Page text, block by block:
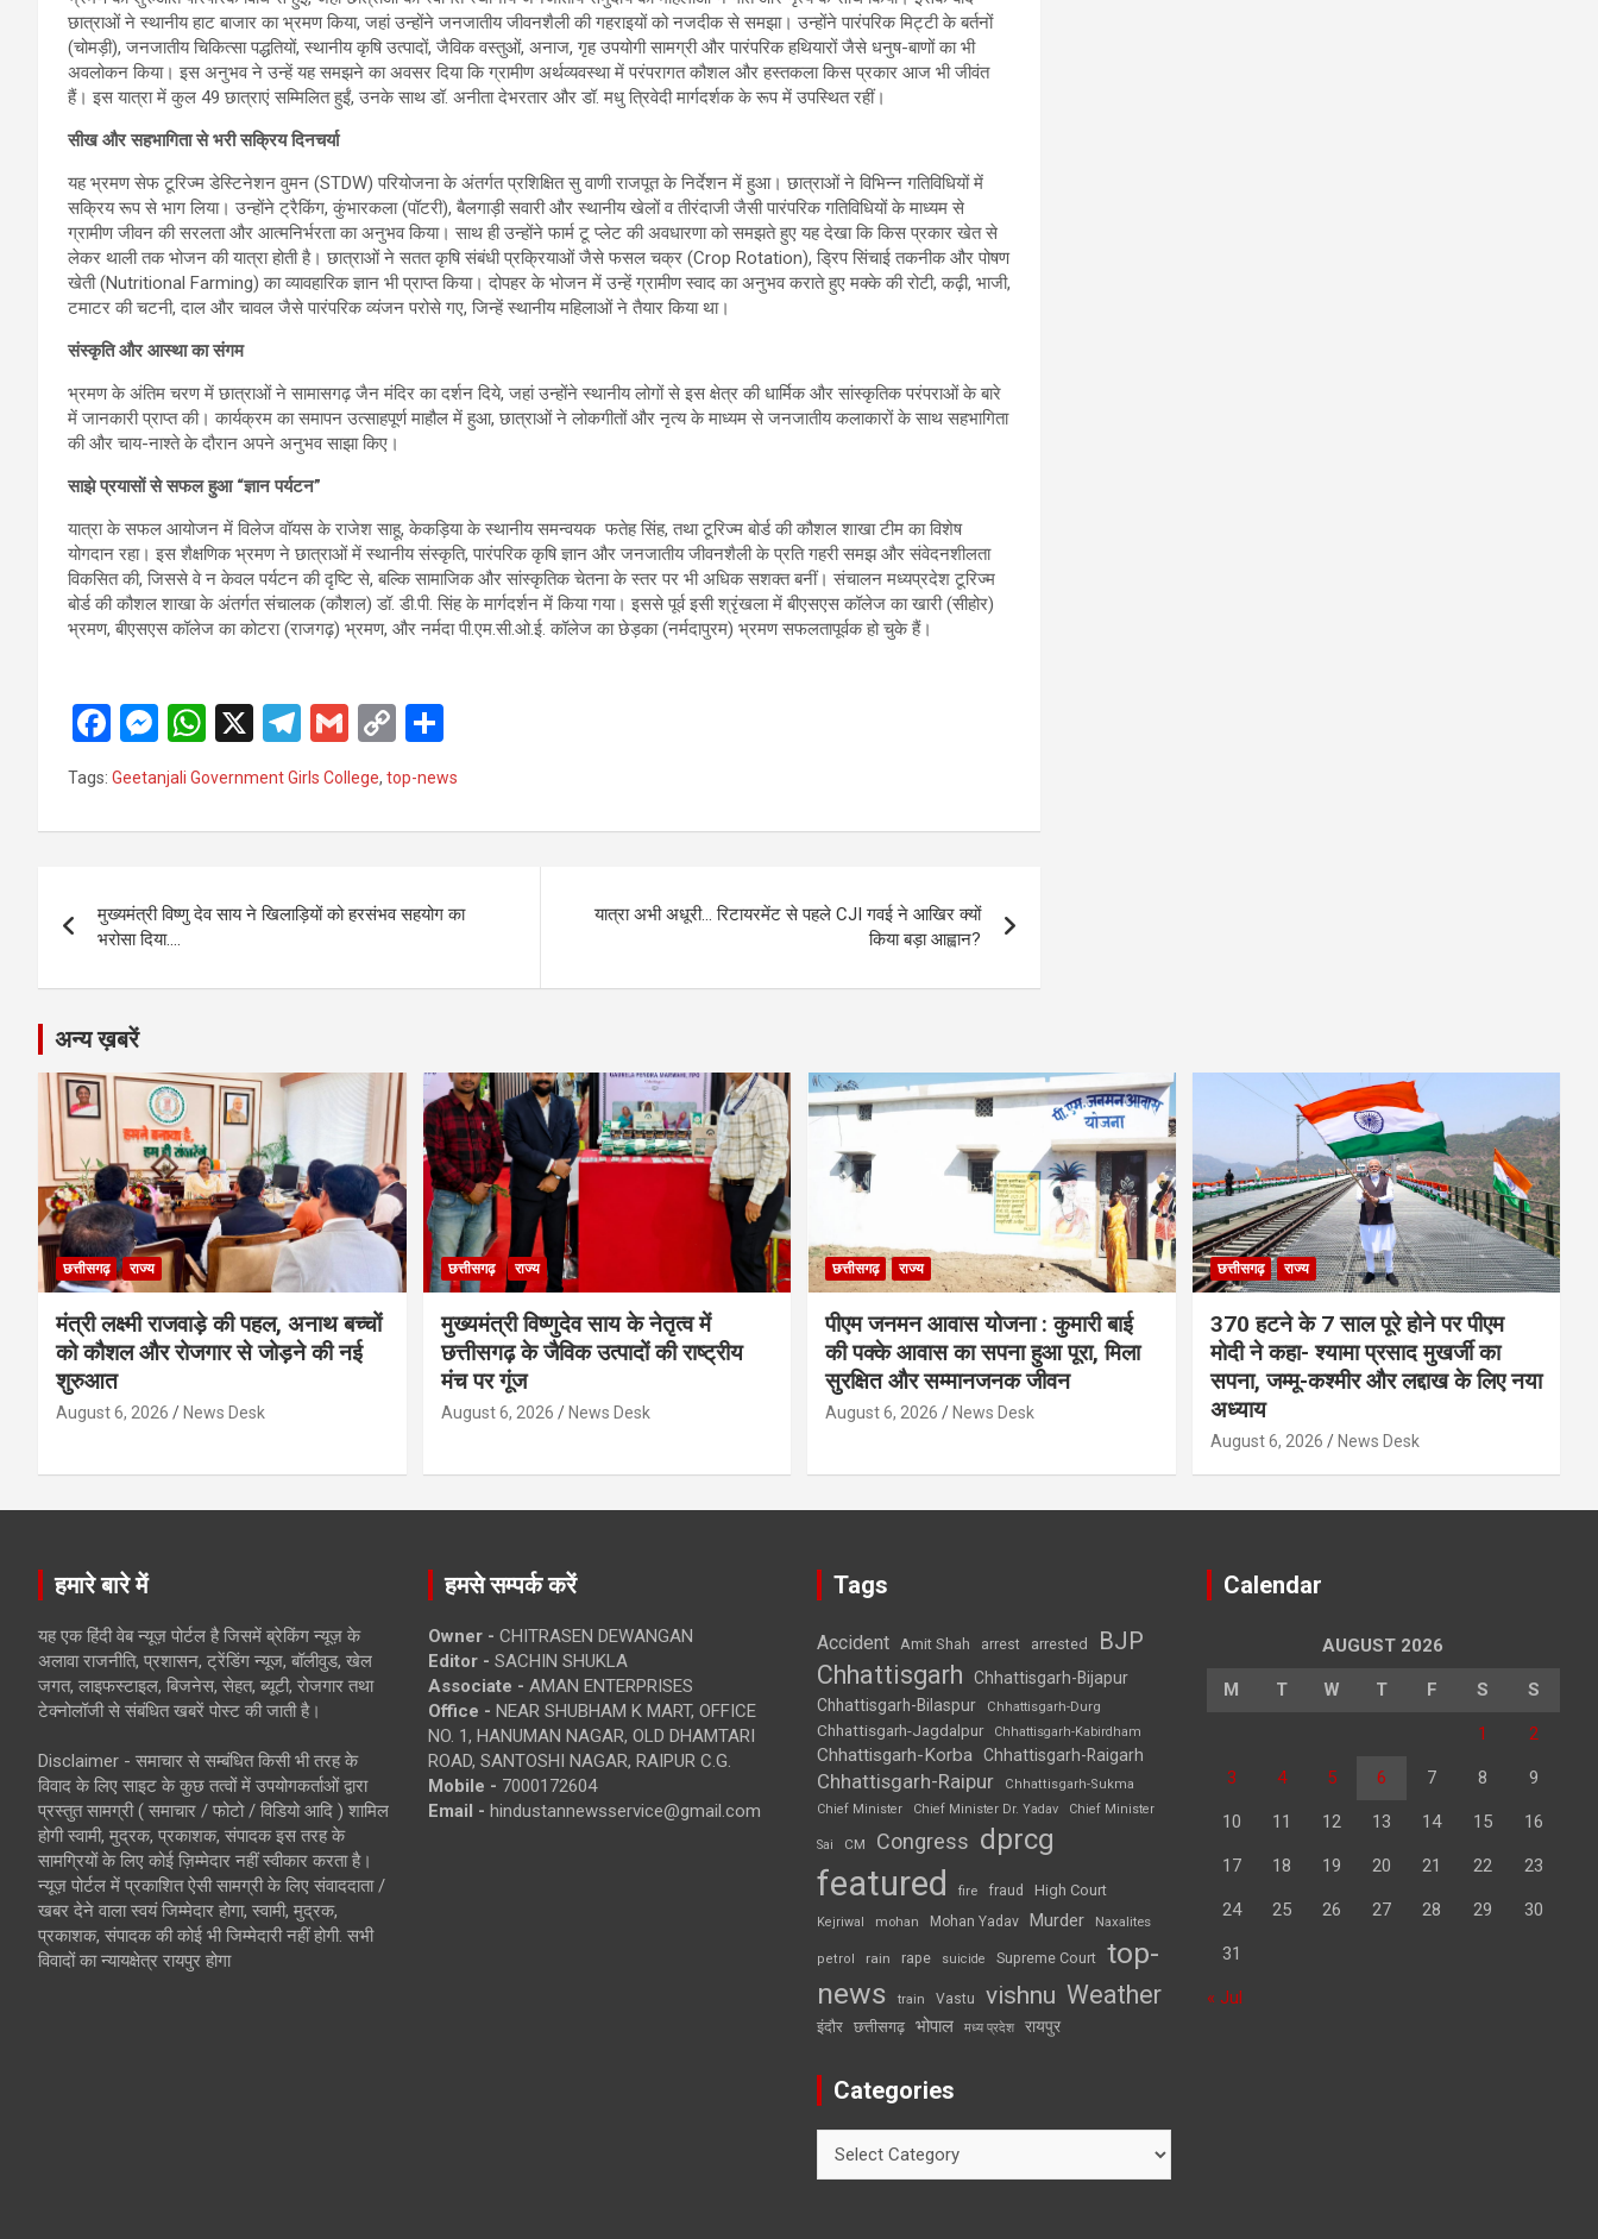
छात्राओं ने स्थानीय हाट बाजार का भ्रमण किया, जहां उन्होंने जनजातीय जीवनशैली की गहराइयों को नजदीक से समझा। उन्होंने पारंपरिक मिट्टी के बर्तनों
(चोमड़ी), जनजातीय चिकित्सा पद्धतियों, स्थानीय कृषि उत्पादों, जैविक वस्तुओं, अनाज, गृह उपयोगी सामग्री और पारंपरिक हथियारों जैसे धनुष-बाणों का भी
अवलोकन किया। इस अनुभव ने उन्हें यह समझने का अवसर दिया कि ग्रामीण अर्थव्यवस्था में परंपरागत कौशल और हस्तकला किस प्रकार आज भी जीवंत
हैं। इस यात्रा में कुल 49 छात्राएं सम्मिलित हुईं, उनके साथ डॉ. अनीता देभरतार और डॉ. मधु त्रिवेदी मार्गदर्शक के रूप में उपस्थित रहीं।
सीख और सहभागिता से भरी सक्रिय दिनचर्या
यह भ्रमण सेफ टूरिज्म डेस्टिनेशन वुमन (STDW) परियोजना के अंतर्गत प्रशिक्षित सु वाणी राजपूत के निर्देशन में हुआ। छात्राओं ने विभिन्न गतिविधियों में
सक्रिय रूप से भाग लिया। उन्होंने ट्रैकिंग, कुंभारकला (पॉटरी), बैलगाड़ी सवारी और स्थानीय खेलों व तीरंदाजी जैसी पारंपरिक गतिविधियों के माध्यम से
ग्रामीण जीवन की सरलता और आत्मनिर्भरता का अनुभव किया। साथ ही उन्होंने फार्म टू प्लेट की अवधारणा को समझते हुए यह देखा कि किस प्रकार खेत से
लेकर थाली तक भोजन की यात्रा होती है। छात्राओं ने सतत कृषि संबंधी प्रक्रियाओं जैसे फसल चक्र (Crop Rotation), ड्रिप सिंचाई तकनीक और पोषण
खेती (Nutritional Farming) का व्यावहारिक ज्ञान भी प्राप्त किया। दोपहर के भोजन में उन्हें ग्रामीण स्वाद का अनुभव कराते हुए मक्के की रोटी, कढ़ी, भाजी,
टमाटर की चटनी, दाल और चावल जैसे पारंपरिक व्यंजन परोसे गए, जिन्हें स्थानीय महिलाओं ने तैयार किया था।
संस्कृति और आस्था का संगम
भ्रमण के अंतिम चरण में छात्राओं ने सामासगढ़ जैन मंदिर का दर्शन दिये, जहां उन्होंने स्थानीय लोगों से इस क्षेत्र की धार्मिक और सांस्कृतिक परंपराओं के बारे
में जानकारी प्राप्त की। कार्यक्रम का समापन उत्साहपूर्ण माहौल में हुआ, छात्राओं ने लोकगीतों और नृत्य के माध्यम से जनजातीय कलाकारों के साथ सहभागिता
की और चाय-नाश्ते के दौरान अपने अनुभव साझा किए।
साझे प्रयासों से सफल हुआ “ज्ञान पर्यटन”
यात्रा के सफल आयोजन में विलेज वॉयस के राजेश साहू, केकड़िया के स्थानीय समन्वयक फतेह सिंह, तथा टूरिज्म बोर्ड की कौशल शाखा टीम का विशेष
योगदान रहा। इस शैक्षणिक भ्रमण ने छात्राओं में स्थानीय संस्कृति, पारंपरिक कृषि ज्ञान और जनजातीय जीवनशैली के प्रति गहरी समझ और संवेदनशीलता
विकसित की, जिससे वे न केवल पर्यटन की दृष्टि से, बल्कि सामाजिक और सांस्कृतिक चेतना के स्तर पर भी अधिक सशक्त बनीं। संचालन मध्यप्रदेश टूरिज्म
बोर्ड की कौशल शाखा के अंतर्गत संचालक (कौशल) डॉ. डी.पी. सिंह के मार्गदर्शन में किया गया। इससे पूर्व इसी श्रृंखला में बीएसएस कॉलेज का खारी (सीहोर)
भ्रमण, बीएसएस कॉलेज का कोटरा (राजगढ़) भ्रमण, और नर्मदा पी.एम.सी.ओ.ई. कॉलेज का छेड़का (नर्मदापुरम) भ्रमण सफलतापूर्वक हो चुके हैं।
F
a
ce
b
o
k
M
es
se
n
er
W
at
s
p
X
T
el
e
gr
m
G
m
ail
C
py
Li
k
ar
e
Tags: Geetanjali Government Girls College, top-news
navigation
मुख्यमंत्री विष्णु देव साय ने खिलाड़ियों को हरसंभव सहयोग का
भरोसा दिया….
यात्रा अभी अधूरी… रिटायरमेंट से पहले CJI गवई ने आखिर क्यों
किया बड़ा आह्वान?
अन्य ख़बरें
छत्तीसगढ़ राज्य
मंत्री लक्ष्मी राजवाड़े की पहल, अनाथ बच्चों
को कौशल और रोजगार से जोड़ने की नई
शुरुआत
August 6, 2026 News Desk
छत्तीसगढ़ राज्य
मुख्यमंत्री विष्णुदेव साय के नेतृत्व में
छत्तीसगढ़ के जैविक उत्पादों की राष्ट्रीय
मंच पर गूंज
August 6, 2026 News Desk
छत्तीसगढ़ राज्य
पीएम जनमन आवास योजना : कुमारी बाई
की पक्के आवास का सपना हुआ पूरा, मिला
सुरक्षित और सम्मानजनक जीवन
August 6, 2026 News Desk
छत्तीसगढ़ राज्य
370 हटने के 7 साल पूरे होने पर पीएम
मोदी ने कहा- श्यामा प्रसाद मुखर्जी का
सपना, जम्मू-कश्मीर और लद्दाख के लिए नया
अध्याय
August 6, 2026 News Desk
हमारे बारे में
यह एक हिंदी वेब न्यूज़ पोर्टल है जिसमें ब्रेकिंग न्यूज़ के
अलावा राजनीति, प्रशासन, ट्रेंडिंग न्यूज, बॉलीवुड, खेल
जगत, लाइफस्टाइल, बिजनेस, सेहत, ब्यूटी, रोजगार तथा
टेक्नोलॉजी से संबंधित खबरें पोस्ट की जाती है।
Disclaimer - समाचार से सम्बंधित किसी भी तरह के
विवाद के लिए साइट के कुछ तत्वों में उपयोगकर्ताओं द्वारा
प्रस्तुत सामग्री ( समाचार / फोटो / विडियो आदि ) शामिल
होगी स्वामी, मुद्रक, प्रकाशक, संपादक इस तरह के
सामग्रियों के लिए कोई ज़िम्मेदार नहीं स्वीकार करता है।
न्यूज़ पोर्टल में प्रकाशित ऐसी सामग्री के लिए संवाददाता /
खबर देने वाला स्वयं जिम्मेदार होगा, स्वामी, मुद्रक,
प्रकाशक, संपादक की कोई भी जिम्मेदारी नहीं होगी. सभी
विवादों का न्यायक्षेत्र रायपुर होगा
हमसे सम्पर्क करें
Owner - CHITRASEN DEWANGAN
Editor - SACHIN SHUKLA
Associate - AMAN ENTERPRISES
Office - NEAR SHUBHAM K MART, OFFICE
NO. 1, HANUMAN NAGAR, OLD DHAMTARI
ROAD, SANTOSHI NAGAR, RAIPUR C.G.
Mobile - 7000172604
Email - hindustannewsservice@gmail.com
Tags
Accident Amit Shah arrest arrested BJP
Chhattisgarh
Chhattisgarh-Bijapur
Chhattisgarh-Bilaspur
Chhattisgarh-Durg
Chhattisgarh-Jagdalpur Chhattisgarh-Kabirdham
Chhattisgarh-Korba Chhattisgarh-Raigarh
Chhattisgarh-Raipur
Chhattisgarh-Sukma
Chief Minister
Chief Minister Dr. Yadav Chief Minister
Sai CM Congress dprcg
featured fire fraud High Court
Kejriwal mohan Mohan Yadav Murder Naxalites
petrol rain rape suicide Supreme Court top-
news
train Vastu vishnu Weather
इंदौर छत्तीसगढ़ भोपाल मध्य प्रदेश रायपुर
Categories
Calendar
AUGUST 2026
M T W T F S S
1 2
3 4 5 6 7 8 9
10 11 12 13 14 15 16
17 18 19 20 21 22 23
24 25 26 27 28 29 30
31
« Jul